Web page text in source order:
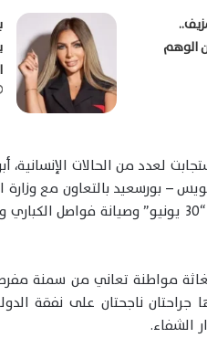
الوهم
لعدد من الحالات
بورسعيد بالتعاون مع وزارة
الأرواح والممتلكات. كما تم إصلاح طريق محور “30
مواطنة تعاني من سمنة
ناجحتان على نفقة
الشفاء.